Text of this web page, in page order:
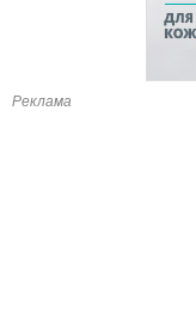
Реклама